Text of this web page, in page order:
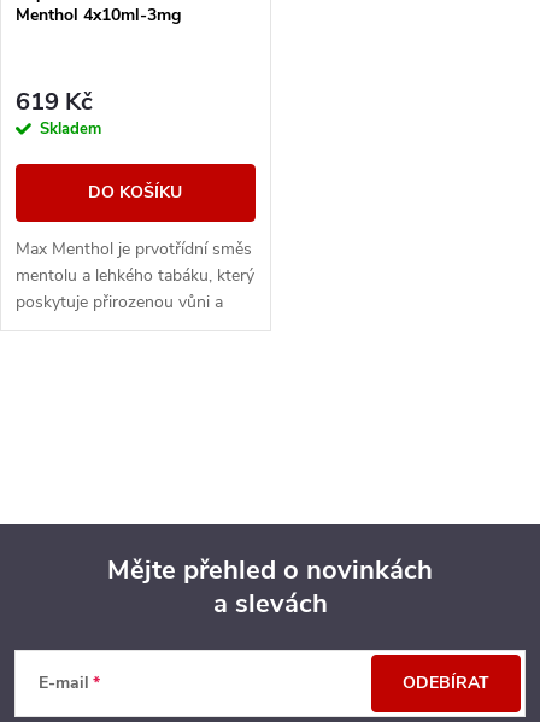
Menthol 4x10ml-3mg
619 Kč
Skladem
DO KOŠÍKU
Max Menthol je prvotřídní směs
mentolu a lehkého tabáku, který
poskytuje přirozenou vůni a
maximální osvěžení.
a
Mějte přehled o novinkách
a slevách
E-mail ODEBÍRAT